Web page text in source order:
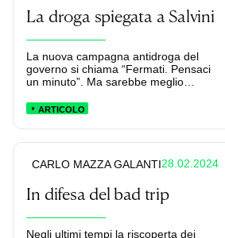
La droga spiegata a Salvini
La nuova campagna antidroga del
governo si chiama “Fermati. Pensaci
un minuto”. Ma sarebbe meglio
ARTICOLO
CARLO MAZZA GALANTI28.02.2024
In difesa del bad trip
Negli ultimi tempi la riscoperta dei